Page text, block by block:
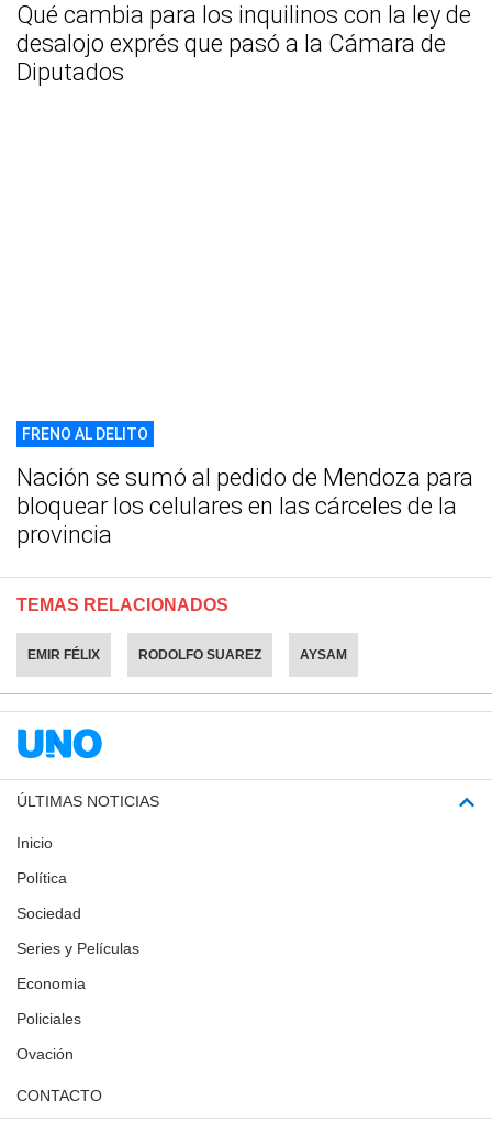
Qué cambia para los inquilinos con la ley de
desalojo exprés que pasó a la Cámara de
Diputados
FRENO AL DELITO
Nación se sumó al pedido de Mendoza para
bloquear los celulares en las cárceles de la
provincia
TEMAS RELACIONADOS
EMIR FÉLIX RODOLFO SUAREZ AYSAM
ÚLTIMAS NOTICIAS
Inicio
Política
Sociedad
Series y Películas
Economia
Policiales
Ovación
CONTACTO